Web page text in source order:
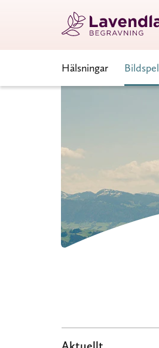
Hälsningar Bildspel